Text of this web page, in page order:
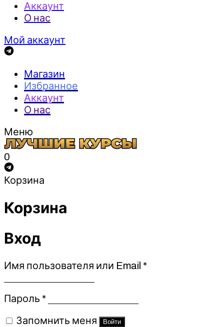
Аккаунт
О нас
Мой аккаунт
Магазин
Избранное
Аккаунт
О нас
Меню
0
Корзина
Корзина
Вход
Имя пользователя или Email *Обязательно
Пароль *Обязательно
Запомнить меня Войти